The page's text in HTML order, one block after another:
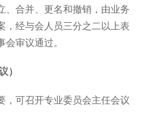
、合并、更名和撤销，由业务
，经与会人员三分之二以上表
会审议通过。
）
，可召开专业委员会主任会议